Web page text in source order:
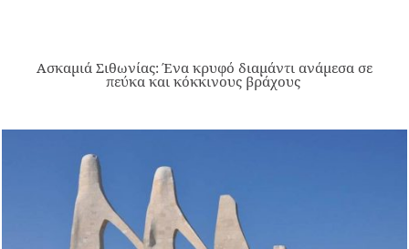
Ασκαμιά Σιθωνίας: Ένα κρυφό διαμάντι ανάμεσα σε
πεύκα και κόκκινους βράχους